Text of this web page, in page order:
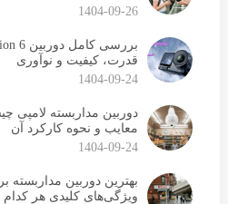
1404-09-26
قدرت، کیفیت و نوآوری
1404-09-24
دوربین مداربسته لامپی
معایب و نحوه کارکرد آن
1404-09-24
بهترین دوربین مداربسته
ویژگی‌های کلیدی هر کدام